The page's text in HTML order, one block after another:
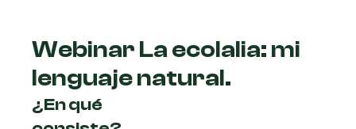
Webinar La ecolalia: mi
lenguaje natural.
¿En qué